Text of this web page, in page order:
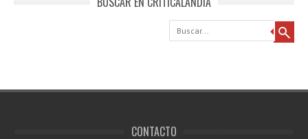
Buscar
CONTACTO